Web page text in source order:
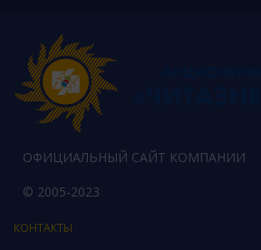
ОФИЦИАЛЬНЫЙ САЙТ КОМПАНИИ
© 2005-2023
КОНТАКТЫ